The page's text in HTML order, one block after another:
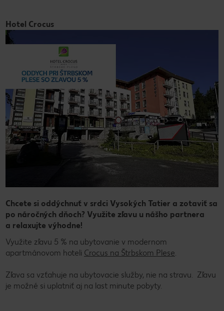
Hotel Crocus
Chcete si oddýchnuť v srdci Vysokých Tatier a zotaviť sa
po náročných dňoch? Využite zľavu u nášho partnera
a relaxujte výhodne!
Využite zľavu 5 % na ubytovanie v modernom
apartmánovom hoteli Crocus na Štrbskom Plese.
Zľava sa vzťahuje na ubytovacie služby, nie na stravu. Zľavu
je možné si uplatniť aj na last minute pobyty.